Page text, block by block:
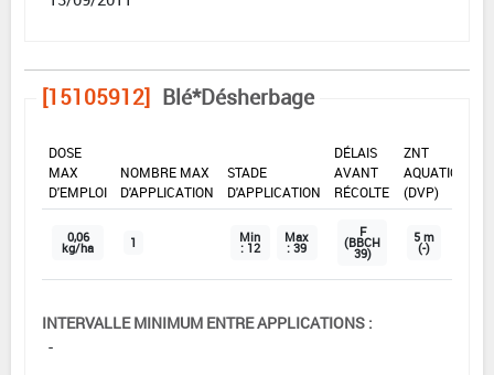
[15105912] Blé*Désherbage
DOSE
MAX
D'EMPLOI
NOMBRE MAX
D'APPLICATION
STADE
D'APPLICATION
DÉLAIS
AVANT
RÉCOLTE
ZNT
AQUATIQUE
(DVP)
0,06
kg/ha 1 Min
: 12
Max
: 39
F
(BBCH
39)
5 m
(-)
INTERVALLE MINIMUM ENTRE APPLICATIONS :
-